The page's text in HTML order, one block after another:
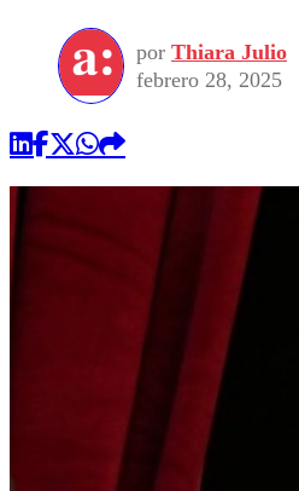
por Thiara Julio
febrero 28, 2025